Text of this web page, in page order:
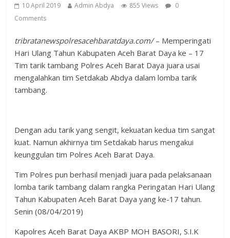
10 April 2019 Admin Abdya 855 Views
0
Comments
tribratanewspolresacehbaratdaya.com/– Memperingati
Hari Ulang Tahun Kabupaten Aceh Barat Daya ke – 17
Tim tarik tambang Polres Aceh Barat Daya juara usai
mengalahkan tim Setdakab Abdya dalam lomba tarik
tambang.
Dengan adu tarik yang sengit, kekuatan kedua tim sangat
kuat. Namun akhirnya tim Setdakab harus mengakui
keunggulan tim Polres Aceh Barat Daya.
Tim Polres pun berhasil menjadi juara pada pelaksanaan
lomba tarik tambang dalam rangka Peringatan Hari Ulang
Tahun Kabupaten Aceh Barat Daya yang ke-17 tahun.
Senin (08/04/2019)
Kapolres Aceh Barat Daya AKBP MOH BASORI, S.I.K